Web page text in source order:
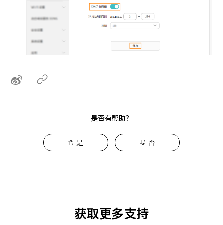
是否有帮助？
是 否
获取更多支持